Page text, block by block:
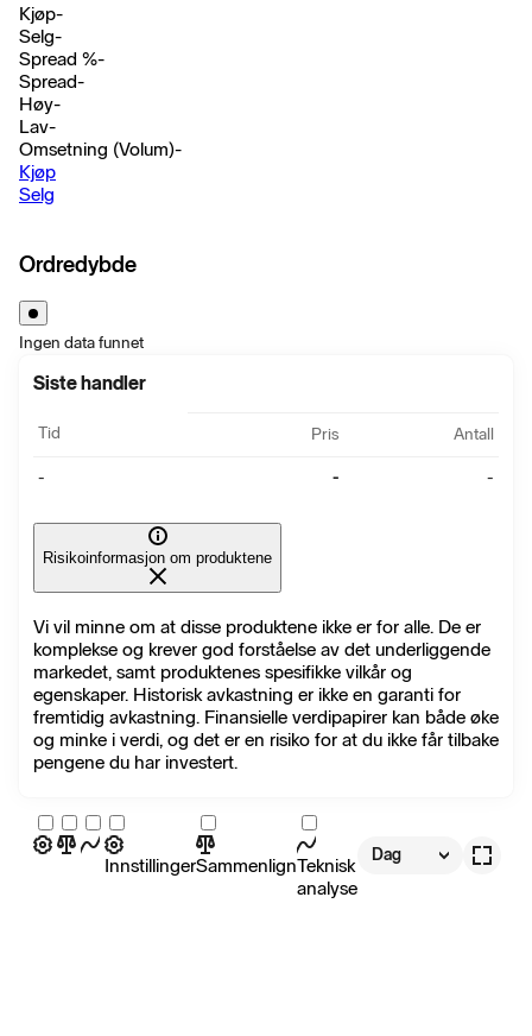
Kjøp-
Selg-
Spread %-
Spread-
Høy-
Lav-
Omsetning (Volum)-
Kjøp
Selg
Ordredybde
Ingen data funnet
Siste handler
Tid Pris Antall
- - -
Risikoinformasjon om produktene
Vi vil minne om at disse produktene ikke er for alle. De er
komplekse og krever god forståelse av det underliggende
markedet, samt produktenes spesifikke vilkår og
egenskaper. Historisk avkastning er ikke en garanti for
fremtidig avkastning. Finansielle verdipapirer kan både øke
og minke i verdi, og det er en risiko for at du ikke får tilbake
pengene du har investert.
InnstillingerSammenlignTeknisk
analyse
Dag